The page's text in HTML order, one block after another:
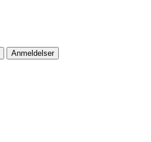
Anmeldelser